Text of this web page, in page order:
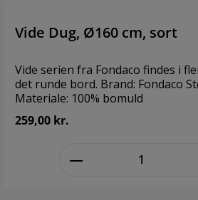
Vide Dug, Ø160 cm, sort
Vide serien fra Fondaco findes i
det runde bord. Brand: Fondaco Størrelse: Ø160 cm
Materiale: 100% bomuld
259,00 kr.